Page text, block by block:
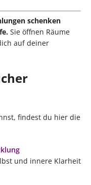
schenken
Sie öffnen Räume
auf deiner
findest du hier die
und innere Klarheit